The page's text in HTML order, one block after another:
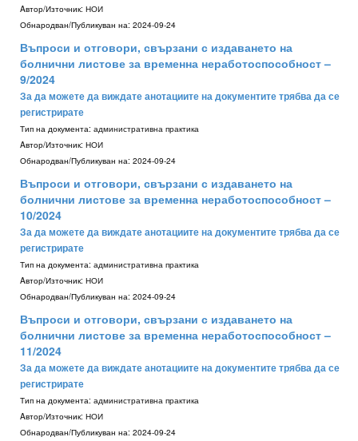
Aвтор/Източник: НОИ
Обнародван/Публикуван на: 2024-09-24
Въпроси и отговори, свързани с издаването на
болнични листове за временна неработоспособност –
9/2024
За да можете да виждате анотациите на документите трябва да се
регистрирате
Тип на документа: административна практика
Aвтор/Източник: НОИ
Обнародван/Публикуван на: 2024-09-24
Въпроси и отговори, свързани с издаването на
болнични листове за временна неработоспособност –
10/2024
За да можете да виждате анотациите на документите трябва да се
регистрирате
Тип на документа: административна практика
Aвтор/Източник: НОИ
Обнародван/Публикуван на: 2024-09-24
Въпроси и отговори, свързани с издаването на
болнични листове за временна неработоспособност –
11/2024
За да можете да виждате анотациите на документите трябва да се
регистрирате
Тип на документа: административна практика
Aвтор/Източник: НОИ
Обнародван/Публикуван на: 2024-09-24